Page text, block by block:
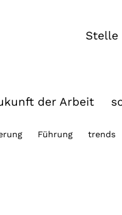
Stelle
der Arbeit
Führung trends